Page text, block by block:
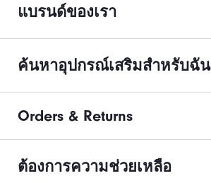
แบรนด์ของเรา
ค้นหาอุปกรณ์เสริมสำหรับฉัน
Orders & Returns
ต้องการความช่วยเหลือ